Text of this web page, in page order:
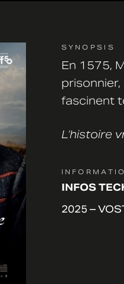
SYNOPSIS
En 1575,
fascinent
L’histoire
INFOS
2025 –